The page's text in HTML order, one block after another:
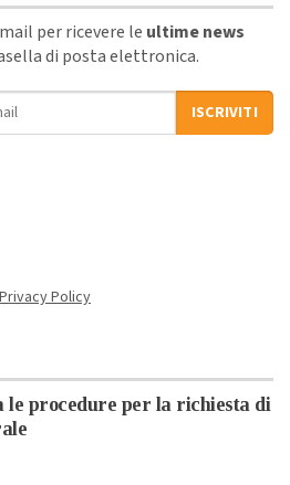
per ricevere le ultime news
di posta elettronica.
ISCRIVITI
Privacy Policy
le procedure per la richiesta di